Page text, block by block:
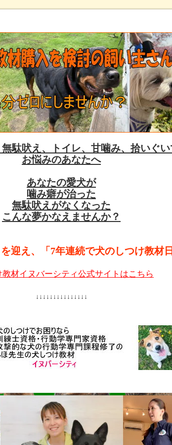
駄吠え、トイレ、甘噛み、拾いぐい
お悩みのあなたへ
あなたの愛犬が
噛み癖が治った
無駄吠えがなくなった
こんな夢かなえませんか？
迎え、「7年連続で犬のしつけ教材
教材イヌバーシティ公式サイトはこちら
↓↓↓↓↓↓↓↓↓↓↓↓↓↓↓